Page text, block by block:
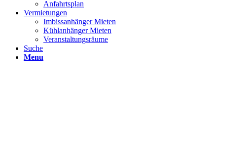
Anfahrtsplan
Vermietungen
Imbissanhänger Mieten
Kühlanhänger Mieten
Veranstaltungsräume
Suche
Menu